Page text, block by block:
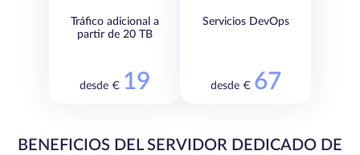
Tráfico adicional a
partir de 20 TB
desde € 19
Servicios DevOps
desde € 67
BENEFICIOS DEL SERVIDOR DEDICADO DE